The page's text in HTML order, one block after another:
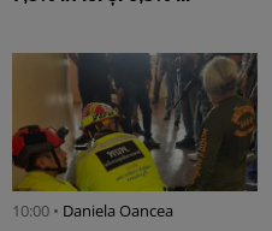
10:00 • Daniela Oancea